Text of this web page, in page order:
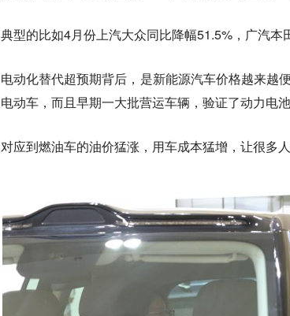
典型的比如4月份上汽大众同比降幅51.5%，广汽本
电动化替代超预期背后，是新能源汽车价格越来越
电动车，而且早期一大批营运车辆，验证了动力电
对应到燃油车的油价猛涨，用车成本猛增，让很多